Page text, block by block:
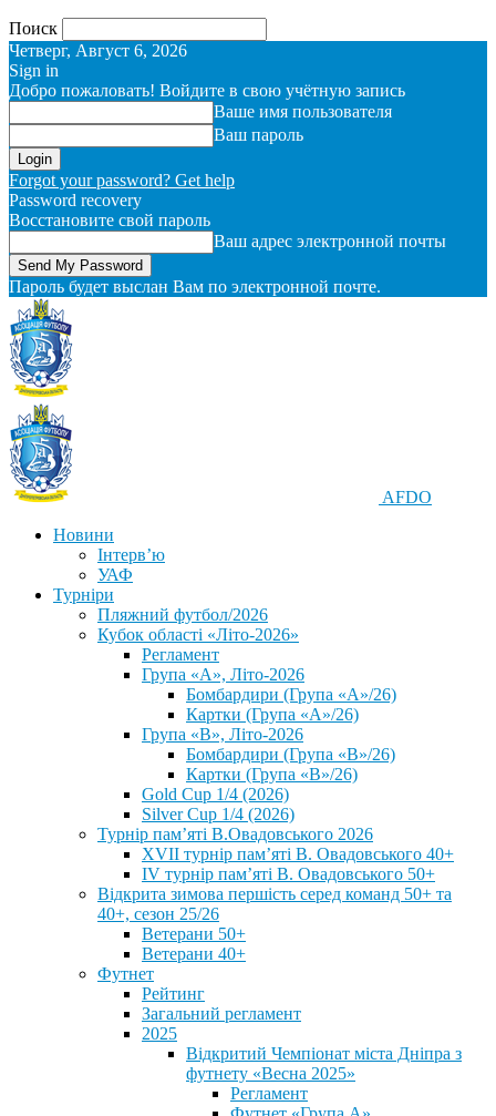
Поиск
Четверг, Август 6, 2026
Sign in
Добро пожаловать! Войдите в свою учётную запись
Ваше имя пользователя
Ваш пароль
Forgot your password? Get help
Password recovery
Восстановите свой пароль
Ваш адрес электронной почты
Пароль будет выслан Вам по электронной почте.
AFDO
Новини
Інтерв’ю
УАФ
Турніри
Пляжний футбол/2026
Кубок області «Літо-2026»
Регламент
Група «А», Літо-2026
Бомбардири (Група «А»/26)
Картки (Група «А»/26)
Група «В», Літо-2026
Бомбардири (Група «В»/26)
Картки (Група «В»/26)
Gold Cup 1/4 (2026)
Silver Cup 1/4 (2026)
Турнір пам’яті В.Овадовського 2026
XVII турнір пам’яті В. Овадовського 40+
IV турнір пам’яті В. Овадовського 50+
Відкрита зимова першість серед команд 50+ та
40+, сезон 25/26
Ветерани 50+
Ветерани 40+
Футнет
Рейтинг
Загальний регламент
2025
Відкритий Чемпіонат міста Дніпра з
футнету «Весна 2025»
Регламент